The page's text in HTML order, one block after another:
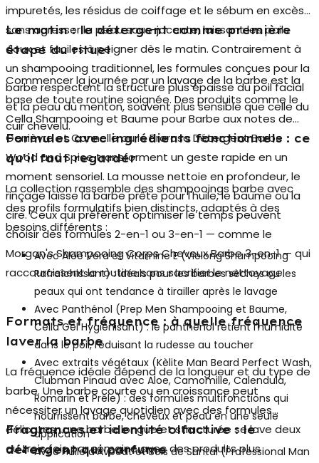
impuretés, les résidus de coiffage et le sébum en excès
sans agresser la peau sous-jacente, laissant les poils
doux et faciles à peigner dès le matin. Contrairement à
un shampooing traditionnel, les formules conçues pour la
barbe respectent la structure plus épaisse du poil facial
et la peau du menton, souvent plus sensible que celle du
cuir chevelu.
Le matin : le détergent comme première
étape du rituel
Commencer la journée par un lavage de la barbe est la
base de toute routine soignée. Des produits comme le
Cella Shampooing et Baume pour Barbe aux notes de
Genièvre et Cannelle ou leProraso Détergent Barbe
Wood and Spicetransforment un geste rapide en un
moment sensoriel. La mousse nettoie en profondeur, le
rinçage laisse la barbe prête pour l'huile, le baume ou la
cire. Ceux qui préfèrent optimiser le temps peuvent
choisir des formules 2-en-1 ou 3-en-1 — comme le
Morgan's Shampooing Corps Cheveux Barbe 3-en-1— qui
raccourcissent la routine sans sacrifier le nettoyage.
Formules avec ingrédients fonctionnels : ce
qu'il faut regarder
La collection rassemble des shampooings barbe avec
des profils formulatifs bien distincts, adaptés à des
besoins différents :
Avec Aloe Vera et Vitamine E(Vielong Shampooing
Rafraîchissant) : idéals pour les barbes sèches ou les
peaux qui ont tendance à tirailler après le lavage
Avec Panthénol (Prep Men Shampooing et Baume,
Cella Gel Hygiénisant) : le panthénol retient l'humidité
dans le poil, réduisant la rudesse au toucher
Avec extraits végétaux (Kèlite Man Beard Perfect Wash,
Clubman Pinaud avec Aloe, Camomille, Calendula,
Romarin et Prêle) : des formules multifonctions qui
nourrissent barbe, cheveux et peau en une seule
application
Avec Huile d'Avocat et Bois de Santal(Professional Man
Formats et fréquence : à quelle fréquence
laver la barbe
La fréquence idéale dépend de la longueur et du type de
barbe. Une barbe courte ou en croissance peut
nécessiter un lavage quotidien avec des formules
délicates ; une barbe longue et structurée se lave deux
ou trois fois par semaine avec des produits plus
Fragrances et identité olfactive : le
détergent qui parfume